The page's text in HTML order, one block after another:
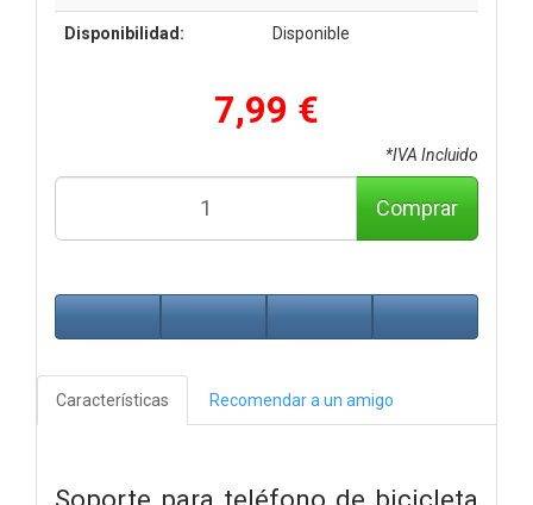
Disponibilidad: Disponible
7,99 €
*IVA Incluido
Comprar
Características Recomendar a un amigo
Soporte para teléfono de bicicleta